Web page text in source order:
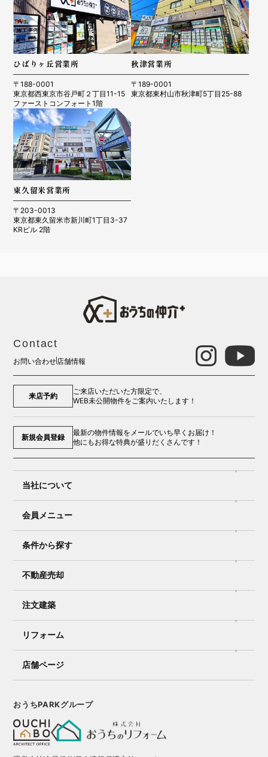
ひばりヶ丘営業所
〒188-0001
東京都西東京市谷戸町２丁目11-15
ファーストコンフォート1階
秋津営業所
〒189-0001
東京都東村山市秋津町5丁目25-88
東久留米営業所
〒203-0013
東京都東久留米市新川町1丁目3-37
KRビル 2階
Contact
お問い合わせ店舗情報
来店予約
ご来店いただいた方限定で、
WEB未公開物件をご案内いたします！
新規会員登録
最新の物件情報をメールでいち早くお届け！
他にもお得な特典が盛りだくさんです！
当社について
会員メニュー
条件から探す
不動産売却
注文建築
リフォーム
店舗ページ
おうちPARKグループ